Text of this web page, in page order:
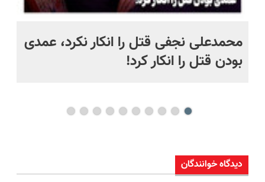
محمدعلی نجفی قتل را انکار نکرد، عمدی
بودن قتل را انکار کرد!
دیدگاه خوانندگان